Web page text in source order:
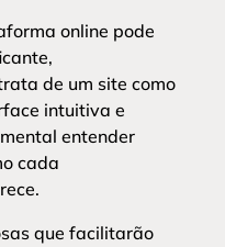
online pode
de um site como
intuitiva e
entender
cada
que facilitarão